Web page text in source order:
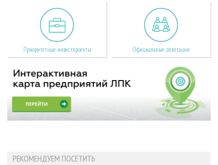
Приоритетные инвестпроекты Официальные делегации
РЕКОМЕНДУЕМ ПОСЕТИТЬ